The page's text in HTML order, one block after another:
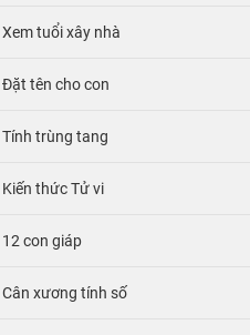
Xem tuổi xây nhà
Đặt tên cho con
Tính trùng tang
Kiến thức Tử vi
12 con giáp
Cân xương tính số